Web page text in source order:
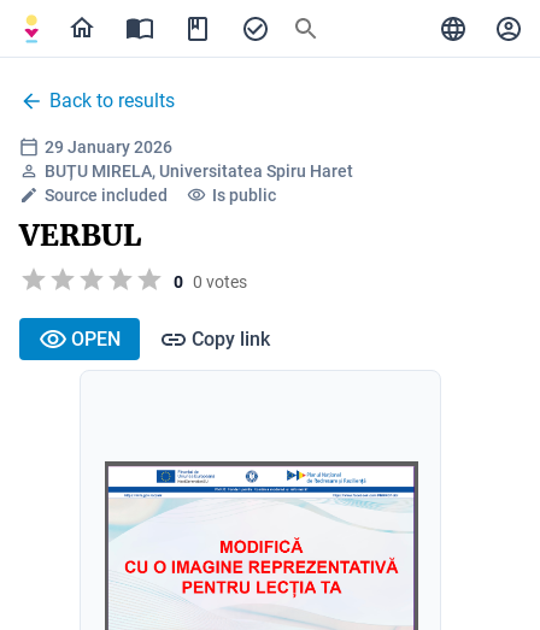
Back to results
29 January 2026
BUȚU MIRELA, Universitatea Spiru Haret
Source included
Is public
VERBUL
0 0 votes
OPEN Copy link